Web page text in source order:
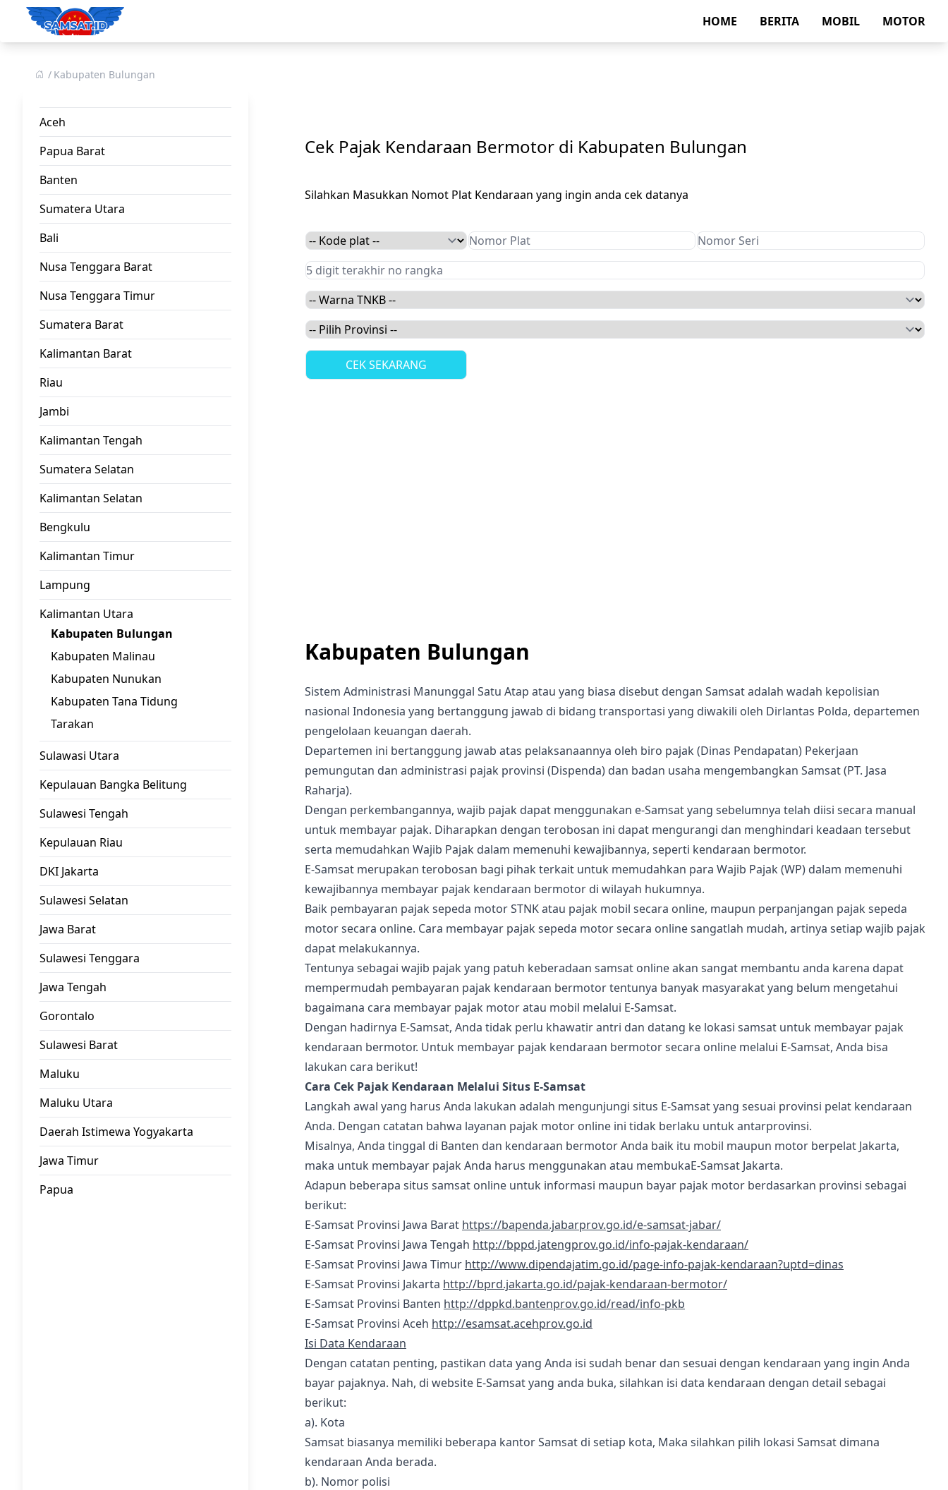
HOME BERITA MOBIL MOTOR
Kabupaten Bulungan
Cek Pajak Kendaraan Bermotor di Kabupaten Bulungan
Silahkan Masukkan Nomot Plat Kendaraan yang ingin anda cek datanya
Kabupaten Bulungan
Sistem Administrasi Manunggal Satu Atap atau yang biasa disebut dengan Samsat adalah wadah kepolisian
nasional Indonesia yang bertanggung jawab di bidang transportasi yang diwakili oleh Dirlantas Polda, departemen
pengelolaan keuangan daerah.
Departemen ini bertanggung jawab atas pelaksanaannya oleh biro pajak (Dinas Pendapatan) Pekerjaan
pemungutan dan administrasi pajak provinsi (Dispenda) dan badan usaha mengembangkan Samsat (PT. Jasa
Raharja).
Dengan perkembangannya, wajib pajak dapat menggunakan e-Samsat yang sebelumnya telah diisi secara manual
untuk membayar pajak. Diharapkan dengan terobosan ini dapat mengurangi dan menghindari keadaan tersebut
serta memudahkan Wajib Pajak dalam memenuhi kewajibannya, seperti kendaraan bermotor.
E-Samsat merupakan terobosan bagi pihak terkait untuk memudahkan para Wajib Pajak (WP) dalam memenuhi
kewajibannya membayar pajak kendaraan bermotor di wilayah hukumnya.
Baik pembayaran pajak sepeda motor STNK atau pajak mobil secara online, maupun perpanjangan pajak sepeda
motor secara online. Cara membayar pajak sepeda motor secara online sangatlah mudah, artinya setiap wajib pajak
dapat melakukannya.
Tentunya sebagai wajib pajak yang patuh keberadaan samsat online akan sangat membantu anda karena dapat
mempermudah pembayaran pajak kendaraan bermotor tentunya banyak masyarakat yang belum mengetahui
bagaimana cara membayar pajak motor atau mobil melalui E-Samsat.
Dengan hadirnya E-Samsat, Anda tidak perlu khawatir antri dan datang ke lokasi samsat untuk membayar pajak
kendaraan bermotor. Untuk membayar pajak kendaraan bermotor secara online melalui E-Samsat, Anda bisa
lakukan cara berikut!
Cara Cek Pajak Kendaraan Melalui Situs E-Samsat
Langkah awal yang harus Anda lakukan adalah mengunjungi situs E-Samsat yang sesuai provinsi pelat kendaraan
Anda. Dengan catatan bahwa layanan pajak motor online ini tidak berlaku untuk antarprovinsi.
Misalnya, Anda tinggal di Banten dan kendaraan bermotor Anda baik itu mobil maupun motor berpelat Jakarta,
maka untuk membayar pajak Anda harus menggunakan atau membukaE-Samsat Jakarta.
Adapun beberapa situs samsat online untuk informasi maupun bayar pajak motor berdasarkan provinsi sebagai
berikut:
E-Samsat Provinsi Jawa Barat https://bapenda.jabarprov.go.id/e-samsat-jabar/
E-Samsat Provinsi Jawa Tengah http://bppd.jatengprov.go.id/info-pajak-kendaraan/
E-Samsat Provinsi Jawa Timur http://www.dipendajatim.go.id/page-info-pajak-kendaraan?uptd=dinas
E-Samsat Provinsi Jakarta http://bprd.jakarta.go.id/pajak-kendaraan-bermotor/
E-Samsat Provinsi Banten http://dppkd.bantenprov.go.id/read/info-pkb
E-Samsat Provinsi Aceh http://esamsat.acehprov.go.id
Isi Data Kendaraan
Dengan catatan penting, pastikan data yang Anda isi sudah benar dan sesuai dengan kendaraan yang ingin Anda
bayar pajaknya. Nah, di website E-Samsat yang anda buka, silahkan isi data kendaraan dengan detail sebagai
berikut:
a). Kota
Samsat biasanya memiliki beberapa kantor Samsat di setiap kota, Maka silahkan pilih lokasi Samsat dimana
kendaraan Anda berada.
b). Nomor polisi
Aceh
Papua Barat
Banten
Sumatera Utara
Bali
Nusa Tenggara Barat
Nusa Tenggara Timur
Sumatera Barat
Kalimantan Barat
Riau
Jambi
Kalimantan Tengah
Sumatera Selatan
Kalimantan Selatan
Bengkulu
Kalimantan Timur
Lampung
Kalimantan Utara
Kabupaten Bulungan
Kabupaten Malinau
Kabupaten Nunukan
Kabupaten Tana Tidung
Tarakan
Sulawasi Utara
Kepulauan Bangka Belitung
Sulawesi Tengah
Kepulauan Riau
DKI Jakarta
Sulawesi Selatan
Jawa Barat
Sulawesi Tenggara
Jawa Tengah
Gorontalo
Sulawesi Barat
Maluku
Maluku Utara
Daerah Istimewa Yogyakarta
Jawa Timur
Papua